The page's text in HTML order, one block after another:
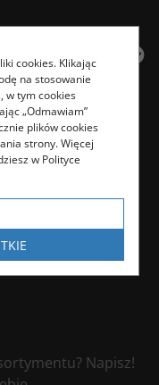
Napisz!
cookies. Klikając
na stosowanie
w tym cookies
„Odmawiam”
plików cookies
strony. Więcej
w Polityce